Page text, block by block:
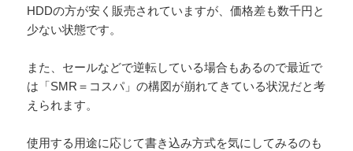
HDDの方が安く販売されていますが、価格差も数千円と
少ない状態です。
また、セールなどで逆転している場合もあるので最近で
は「SMR＝コスパ」の構図が崩れてきている状況だと考
えられます。
使用する用途に応じて書き込み方式を気にしてみるのも